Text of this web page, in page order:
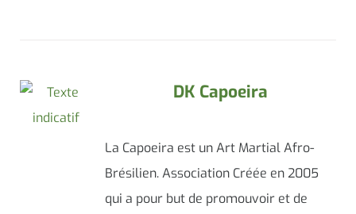
DK Capoeira
La Capoeira est un Art Martial Afro-
Brésilien. Association Créée en 2005
qui a pour but de promouvoir et de